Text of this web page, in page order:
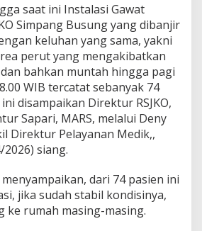
,
k
e
R
J
K
0
E
H
D
saat ini Instalasi Gawat
Simpang Busung yang dibanjir
keluhan yang sama, yakni
perut yang mengakibatkan
bahkan muntah hingga pagi
WIB tercatat sebanyak 74
disampaikan Direktur RSJKO,
Sapari, MARS, melalui Deny
Direktur Pelayanan Medik,,
2026) siang.
dari 74 pasien ini
jika sudah stabil kondisinya,
ke rumah masing-masing.